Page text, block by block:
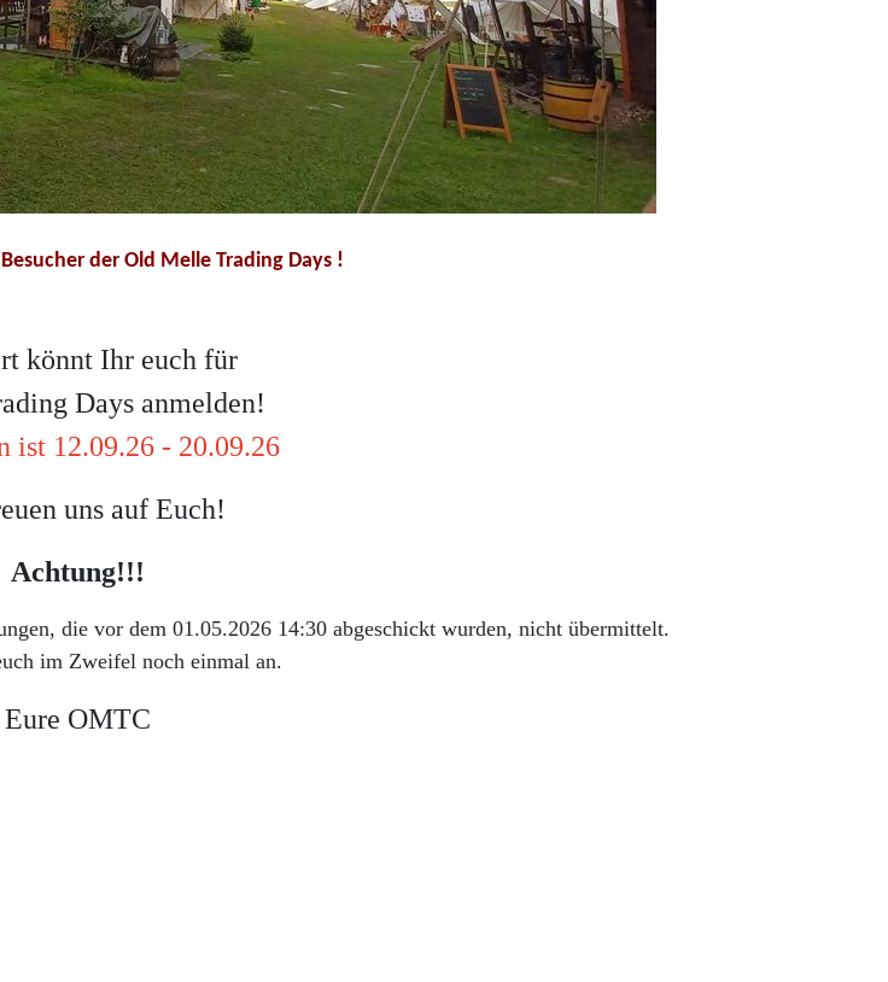
der Old Melle Trading Days !
könnt Ihr euch für
Days anmelden!
ist 12.09.26 - 20.09.26
uns auf Euch!
Achtung!!!
die vor dem 01.05.2026 14:30 abgeschickt wurden, nicht übermittelt.
im Zweifel noch einmal an.
Eure OMTC